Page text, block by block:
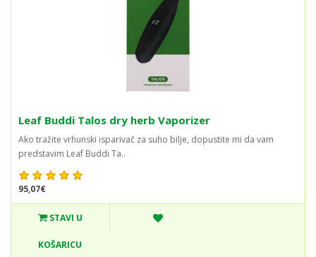
Leaf Buddi Talos dry herb Vaporizer
Ako tražite vrhunski isparivač za suho bilje, dopustite mi da vam
predstavim Leaf Buddi Ta..
95,07€
STAVI U
KOŠARICU